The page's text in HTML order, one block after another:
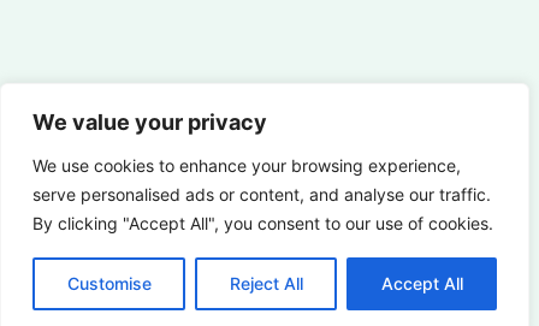
We value your privacy
We use cookies to enhance your browsing experience,
serve personalised ads or content, and analyse our traffic.
By clicking "Accept All", you consent to our use of cookies.
Customise Reject All Accept All